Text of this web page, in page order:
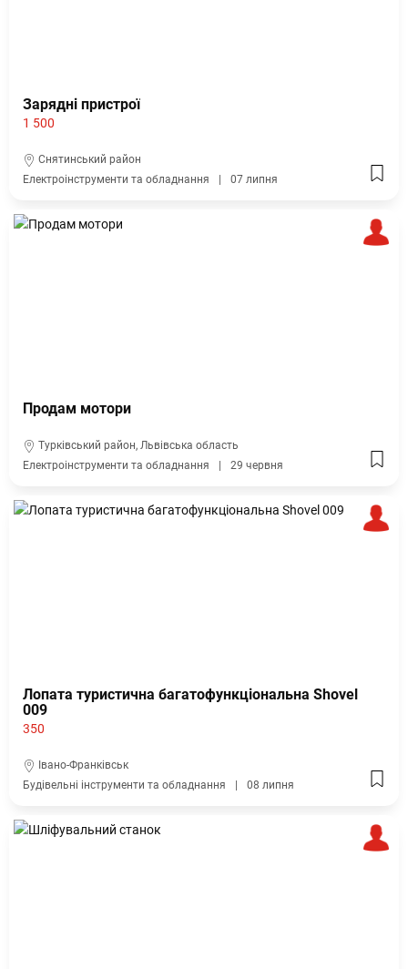
Зарядні пристрої
1 500
Снятинський район
Електроінструменти та обладнання
07 липня
Продам мотори
Турківський район, Львівська область
Електроінструменти та обладнання
29 червня
Лопата туристична багатофункціональна Shovel
009
350
Івано-Франківськ
Будівельні інструменти та обладнання
08 липня